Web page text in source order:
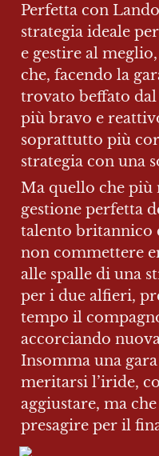
Perfetta con
strategia ideale
e gestire al
che, facendo la
trovato beffato
più bravo e
soprattutto più
strategia con una
Ma quello che più
gestione perfetta
talento britannico
non commettere
alle spalle di una
per i due alfieri,
tempo il
accorciando
Insomma una
meritarsi l’iride,
aggiustare, ma
presagire per il